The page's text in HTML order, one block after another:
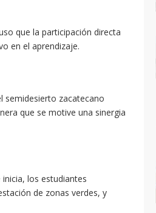
que la participación directa
en el aprendizaje.
semidesierto zacatecano
que se motive una sinergia
los estudiantes
de zonas verdes, y